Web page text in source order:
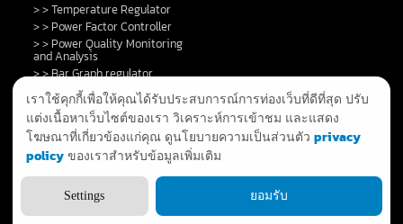
> > Temperature Regulator
> > Power Factor Controller
> > Power Quality Monitoring
and Analysis
> > Bar Graph regulator
> > Control Switch and Lamp
> > DC Shunt
> > Fault Annunciator
> > GPS Clock and System
> > Privacy Policy
Copyright 2025 © All rights Reserved.
เราใช้คุกกี้เพื่อให้คุณได้รับประสบการณ์การท่องเว็บที่ดีที่สุด ปรับ
แต่งเนื้อหาเว็บไซต์ของเรา วิเคราะห์การเข้าชม และแสดง
โฆษณาที่เกี่ยวข้องแก่คุณ ดูนโยบายความเป็นส่วนตัว privacy
policy ของเราสำหรับข้อมูลเพิ่มเติม
ยอมรับ
Settings